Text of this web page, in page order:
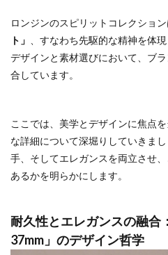
ロンジンのスピリットコレクショ
ト」
、すなわち先駆的な精神を体現
デザインと素材選びにおいて、ブ
合しています。
ここでは、美学とデザインに焦点
な詳細について深堀りしていきま
手、そしてエレガンスを両立させ
あるかを明らかにします。
耐久性とエレガンスの融合
37mm」のデザイン哲学